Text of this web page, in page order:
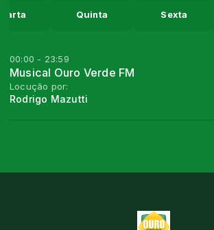
Quinta Sexta
00:00 - 23:59
Musical Ouro Verde FM
Locução por:
Rodrigo Mazutti